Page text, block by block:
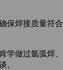
保焊接质量符合
学做过氩弧焊、
。